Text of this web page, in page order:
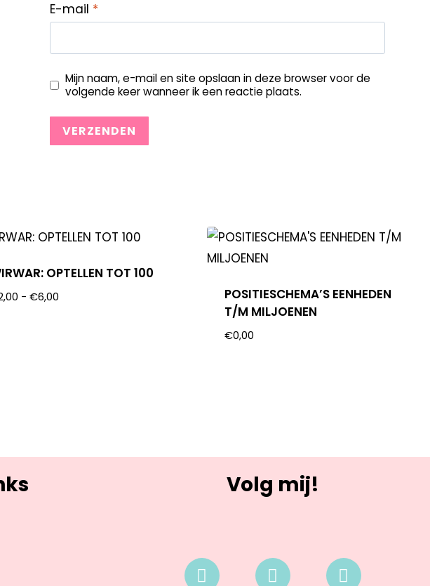
E-mail *
Mijn naam, e-mail en site opslaan in deze browser voor de
volgende keer wanneer ik een reactie plaats.
OPTELLEN TOT 100
- €6,00
POSITIESCHEMA’S EENHEDEN
T/M MILJOENEN
€0,00
Volg mij!